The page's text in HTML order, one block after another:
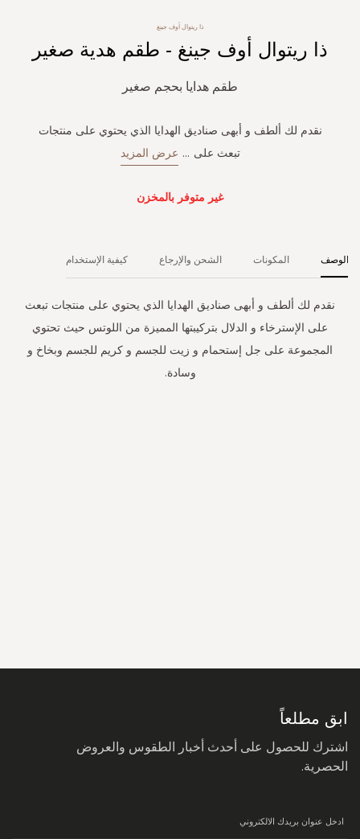
beginning
gallery
ذا ريتوال أوف جينغ
ذا ريتوال أوف جينغ - طقم هدية صغير
طقم هدايا بحجم صغير
نقدم لك ألطف و أبهى صناديق الهدايا الذي يحتوي على منتجات
تبعث على ... عرض المزيد
غير متوفر بالمخزن
الوصف
نقدم لك ألطف و أبهى صناديق الهدايا الذي يحتوي على منتجات تبعث
على الإسترخاء و الدلال بتركيبتها المميزة من اللوتس حيث تحتوي
المجموعة على جل إستحمام و زيت للجسم و كريم للجسم وبخاخ و
وسادة.
المكونات الشحن والإرجاع كيفية الإستخدام
ابق مطلعاً
اشترك للحصول على أحدث أخبار الطقوس والعروض
الحصرية.